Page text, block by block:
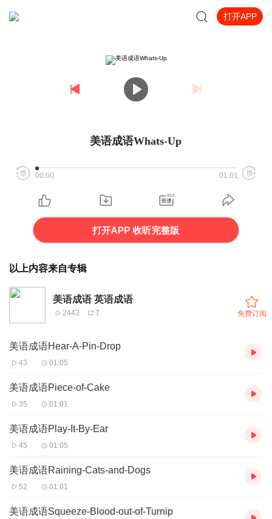
打开APP
美语成语Whats-Up
00:00 01:01
打开APP 收听完整版
以上内容来自专辑
美语成语 英语成语
2443 7 免费订阅
美语成语Hear-A-Pin-Drop
43 01:05
美语成语Piece-of-Cake
35 01:01
美语成语Play-It-By-Ear
45 01:05
美语成语Raining-Cats-and-Dogs
52 01:01
美语成语Squeeze-Blood-out-of-Turnip